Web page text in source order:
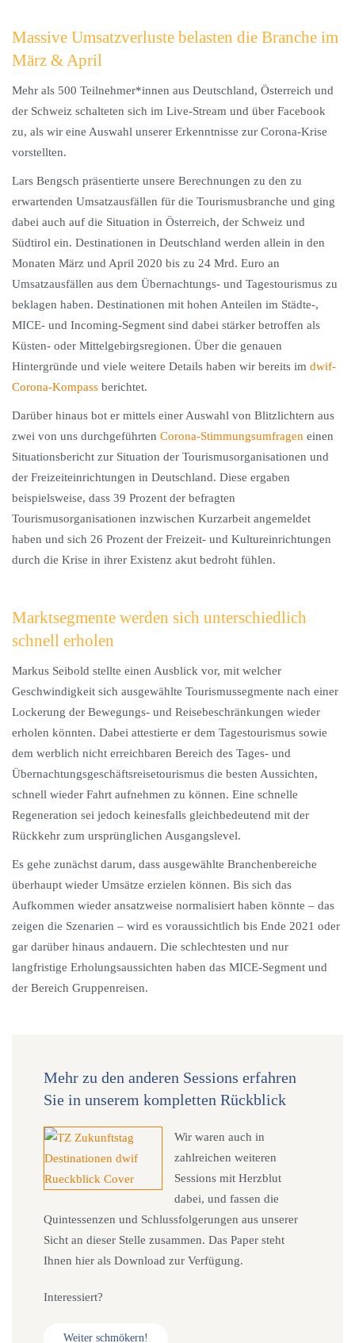
Massive Umsatzverluste belasten die Branche im
März & April
Mehr als 500 Teilnehmer*innen aus Deutschland, Österreich und
der Schweiz schalteten sich im Live-Stream und über Facebook
zu, als wir eine Auswahl unserer Erkenntnisse zur Corona-Krise
vorstellten.
Lars Bengsch präsentierte unsere Berechnungen zu den zu
erwartenden Umsatzausfällen für die Tourismusbranche und ging
dabei auch auf die Situation in Österreich, der Schweiz und
Südtirol ein. Destinationen in Deutschland werden allein in den
Monaten März und April 2020 bis zu 24 Mrd. Euro an
Umsatzausfällen aus dem Übernachtungs- und Tagestourismus zu
beklagen haben. Destinationen mit hohen Anteilen im Städte-,
MICE- und Incoming-Segment sind dabei stärker betroffen als
Küsten- oder Mittelgebirgsregionen. Über die genauen
Hintergründe und viele weitere Details haben wir bereits im dwif-
Corona-Kompass berichtet.
Darüber hinaus bot er mittels einer Auswahl von Blitzlichtern aus
zwei von uns durchgeführten Corona-Stimmungsumfragen einen
Situationsbericht zur Situation der Tourismusorganisationen und
der Freizeiteinrichtungen in Deutschland. Diese ergaben
beispielsweise, dass 39 Prozent der befragten
Tourismusorganisationen inzwischen Kurzarbeit angemeldet
haben und sich 26 Prozent der Freizeit- und Kultureinrichtungen
durch die Krise in ihrer Existenz akut bedroht fühlen.
Marktsegmente werden sich unterschiedlich
schnell erholen
Markus Seibold stellte einen Ausblick vor, mit welcher
Geschwindigkeit sich ausgewählte Tourismussegmente nach einer
Lockerung der Bewegungs- und Reisebeschränkungen wieder
erholen könnten. Dabei attestierte er dem Tagestourismus sowie
dem werblich nicht erreichbaren Bereich des Tages- und
Übernachtungsgeschäftsreisetourismus die besten Aussichten,
schnell wieder Fahrt aufnehmen zu können. Eine schnelle
Regeneration sei jedoch keinesfalls gleichbedeutend mit der
Rückkehr zum ursprünglichen Ausgangslevel.
Es gehe zunächst darum, dass ausgewählte Branchenbereiche
überhaupt wieder Umsätze erzielen können. Bis sich das
Aufkommen wieder ansatzweise normalisiert haben könnte – das
zeigen die Szenarien – wird es voraussichtlich bis Ende 2021 oder
gar darüber hinaus andauern. Die schlechtesten und nur
langfristige Erholungsaussichten haben das MICE-Segment und
der Bereich Gruppenreisen.
Mehr zu den anderen Sessions erfahren
Sie in unserem kompletten Rückblick
Wir waren auch in
zahlreichen weiteren
Sessions mit Herzblut
dabei, und fassen die
Quintessenzen und Schlussfolgerungen aus unserer
Sicht an dieser Stelle zusammen. Das Paper steht
Ihnen hier als Download zur Verfügung.
Interessiert?
Weiter schmökern!